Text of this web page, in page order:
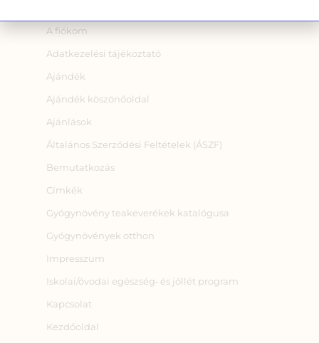
A fiókom
Adatkezelési tájékoztató
Ajándék
Ajándék köszönőoldal
Ajánlások
Általános Szerződési Feltételek (ÁSZF)
Bemutatkozás
Címkék
Gyógynövény teakeverékek katalógusa
Gyógynövények otthon
Impresszum
Iskolai/óvodai egészség‑ és jóllét program
Kapcsolat
Kezdőoldal